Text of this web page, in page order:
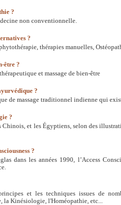
?
non conventionnelle.
?
thérapies manuelles,
être ?
et massage de bien-être
?
de massage traditionnel indienne qui
?
et les Égyptiens, selon des
?
dans les années 1990, l’Access
et les techniques issues de
la Kinésiologie, l'Homéopathie, etc...